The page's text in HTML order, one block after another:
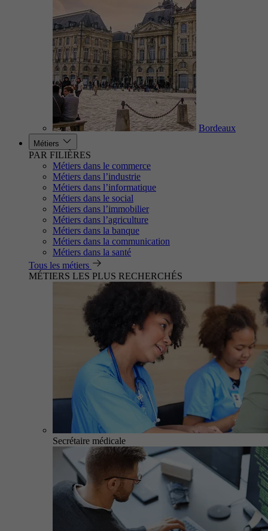
Bordeaux
Métiers
PAR FILIÈRES
Métiers dans le commerce
Métiers dans l’industrie
Métiers dans l’informatique
Métiers dans le social
Métiers dans l’immobilier
Métiers dans l’agriculture
Métiers dans la banque
Métiers dans la communication
Métiers dans la santé
Tous les métiers
MÉTIERS LES PLUS RECHERCHÉS
Secrétaire médicale